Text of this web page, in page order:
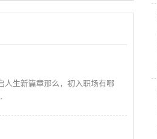
人生新篇章那么，初入职场有哪